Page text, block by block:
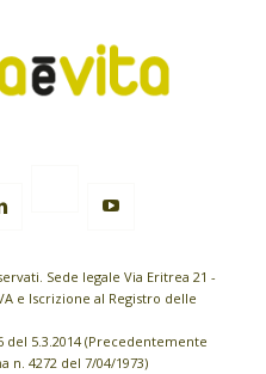
Sede legale Via Eritrea 21 -
e Iscrizione al Registro delle
5.3.2014 (Precedentemente
n. 4272 del 7/04/1973)